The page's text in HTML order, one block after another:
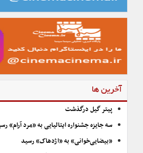
آخرین ها
پیتر گیل درگذشت
سه جایزه جشنواره ایتالیایی به «مرد آرام»
«بیضایی‌خوانی» به «اژدهاک» رسید